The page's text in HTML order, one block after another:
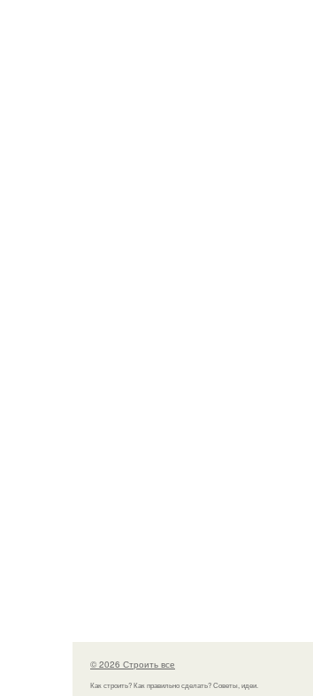
© 2026 Строить все
Как строить? Как правильно сделать? Советы, идеи.